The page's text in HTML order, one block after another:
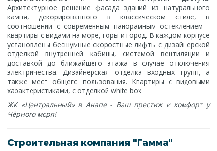
Архитектурное решение фасада зданий из натурального
камня, декорированного в классическом стиле, в
соотношении с современным панорамным остеклением -
квартиры с видами на море, горы и город. В каждом корпусе
установлены бесшумные скоростные лифты с дизайнерской
отделкой внутренней кабины, системой вентиляции и
доставкой до ближайшего этажа в случае отключения
электричества. Дизайнерская отделка входных групп, а
также мест общего пользования. Квартиры с видовыми
характеристиками, с отделкой white box
ЖК «Центральный» в Анапе - Ваш престиж и комфорт у
Чёрного моря!
Строительная компания "Гамма"